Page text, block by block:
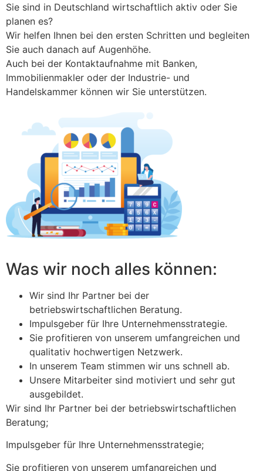
Sie sind in Deutschland wirtschaftlich aktiv oder Sie
planen es?
Wir helfen Ihnen bei den ersten Schritten und begleiten
Sie auch danach auf Augenhöhe.
Auch bei der Kontaktaufnahme mit Banken,
Immobilienmakler oder der Industrie- und
Handelskammer können wir Sie unterstützen.
Was wir noch alles können:
Wir sind Ihr Partner bei der
betriebswirtschaftlichen Beratung.
Impulsgeber für Ihre Unternehmensstrategie.
Sie profitieren von unserem umfangreichen und
qualitativ hochwertigen Netzwerk.
In unserem Team stimmen wir uns schnell ab.
Unsere Mitarbeiter sind motiviert und sehr gut
ausgebildet.
Wir sind Ihr Partner bei der betriebswirtschaftlichen
Beratung;
Impulsgeber für Ihre Unternehmensstrategie;
Sie profitieren von unserem umfangreichen und